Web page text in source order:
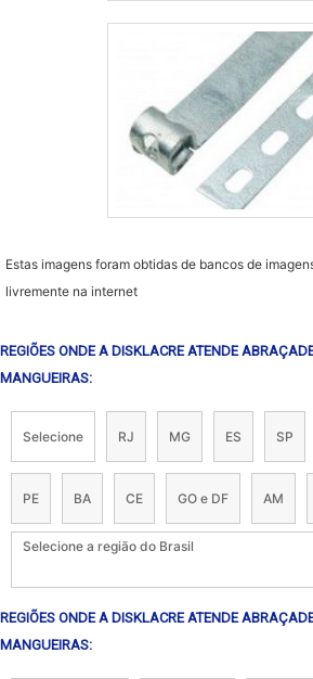
Estas imagens foram obtidas de bancos de
livremente na internet
REGIÕES ONDE A DISKLACRE ATENDE
MANGUEIRAS:
Selecione RJ MG ES SP
PE BA CE GO e DF AM
Selecione a região do Brasil
REGIÕES ONDE A DISKLACRE ATENDE
MANGUEIRAS: